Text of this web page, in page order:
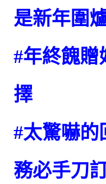
是新年圍
#年終餽贈
擇
#太驚嚇的
務必手刀